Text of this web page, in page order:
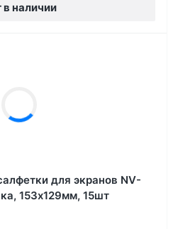
в наличии
для экранов NV-
153х129мм, 15шт